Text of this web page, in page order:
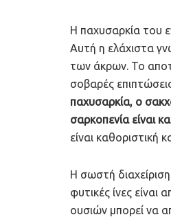
Η παχυσαρκία του
Αυτή η ελάχιστα
των άκρων. Το
σοβαρές
παχυσαρκία, ο
σαρκοπενία είναι
είναι καθοριστική
Η σωστή
φυτικές ίνες είναι
ουσιών μπορεί να